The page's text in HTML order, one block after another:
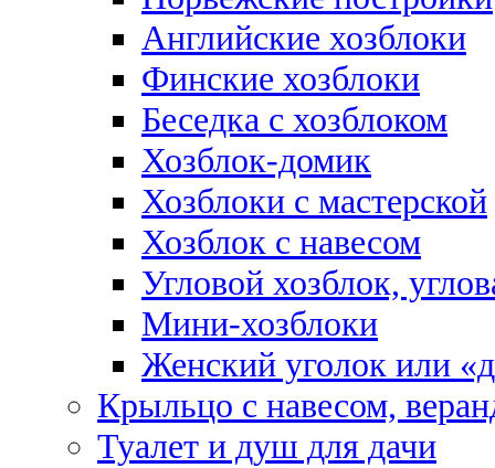
Английские хозблоки
Финские хозблоки
Беседка с хозблоком
Хозблок-домик
Хозблоки с мастерской
Хозблок с навесом
Угловой хозблок,
Мини-хозблоки
Женский уголок или
Крыльцо с навесом,
Туалет и душ для дачи